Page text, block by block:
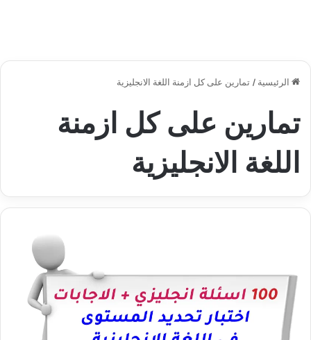
الرئيسية / تمارين على كل ازمنة اللغة الانجليزية
تمارين على كل ازمنة
اللغة الانجليزية